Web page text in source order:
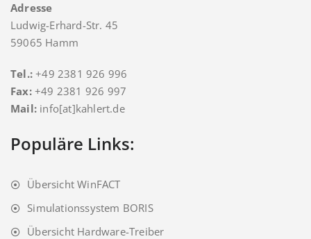
Adresse
Ludwig-Erhard-Str. 45
59065 Hamm
Tel.:+49 2381 926 996
Fax: +49 2381 926 997
Mail: info[at]kahlert.de
Populäre Links:
Übersicht WinFACT
Simulationssystem BORIS
Übersicht Hardware-Treiber